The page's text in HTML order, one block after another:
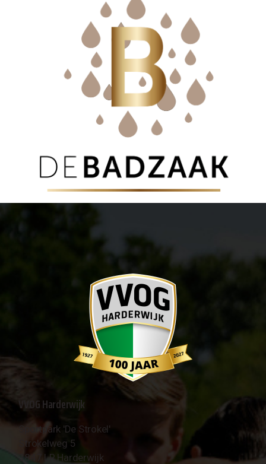
VVOG Harderwijk
Sportpark 'De Strokel'
Strokelweg 5
3847 LR Harderwijk